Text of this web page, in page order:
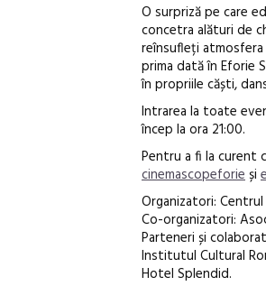
O surpriză pe care
concetra alături de
reînsufleți
prima dată în Eforie
în propriile căști,
Intrarea la toate
încep la ora 21:00.
Pentru a fi la curent
cinemascopeforieși
Organizatori: Centrul
Co-organizatori:
Parteneri și
Institutul Cultural
Hotel Splendid.